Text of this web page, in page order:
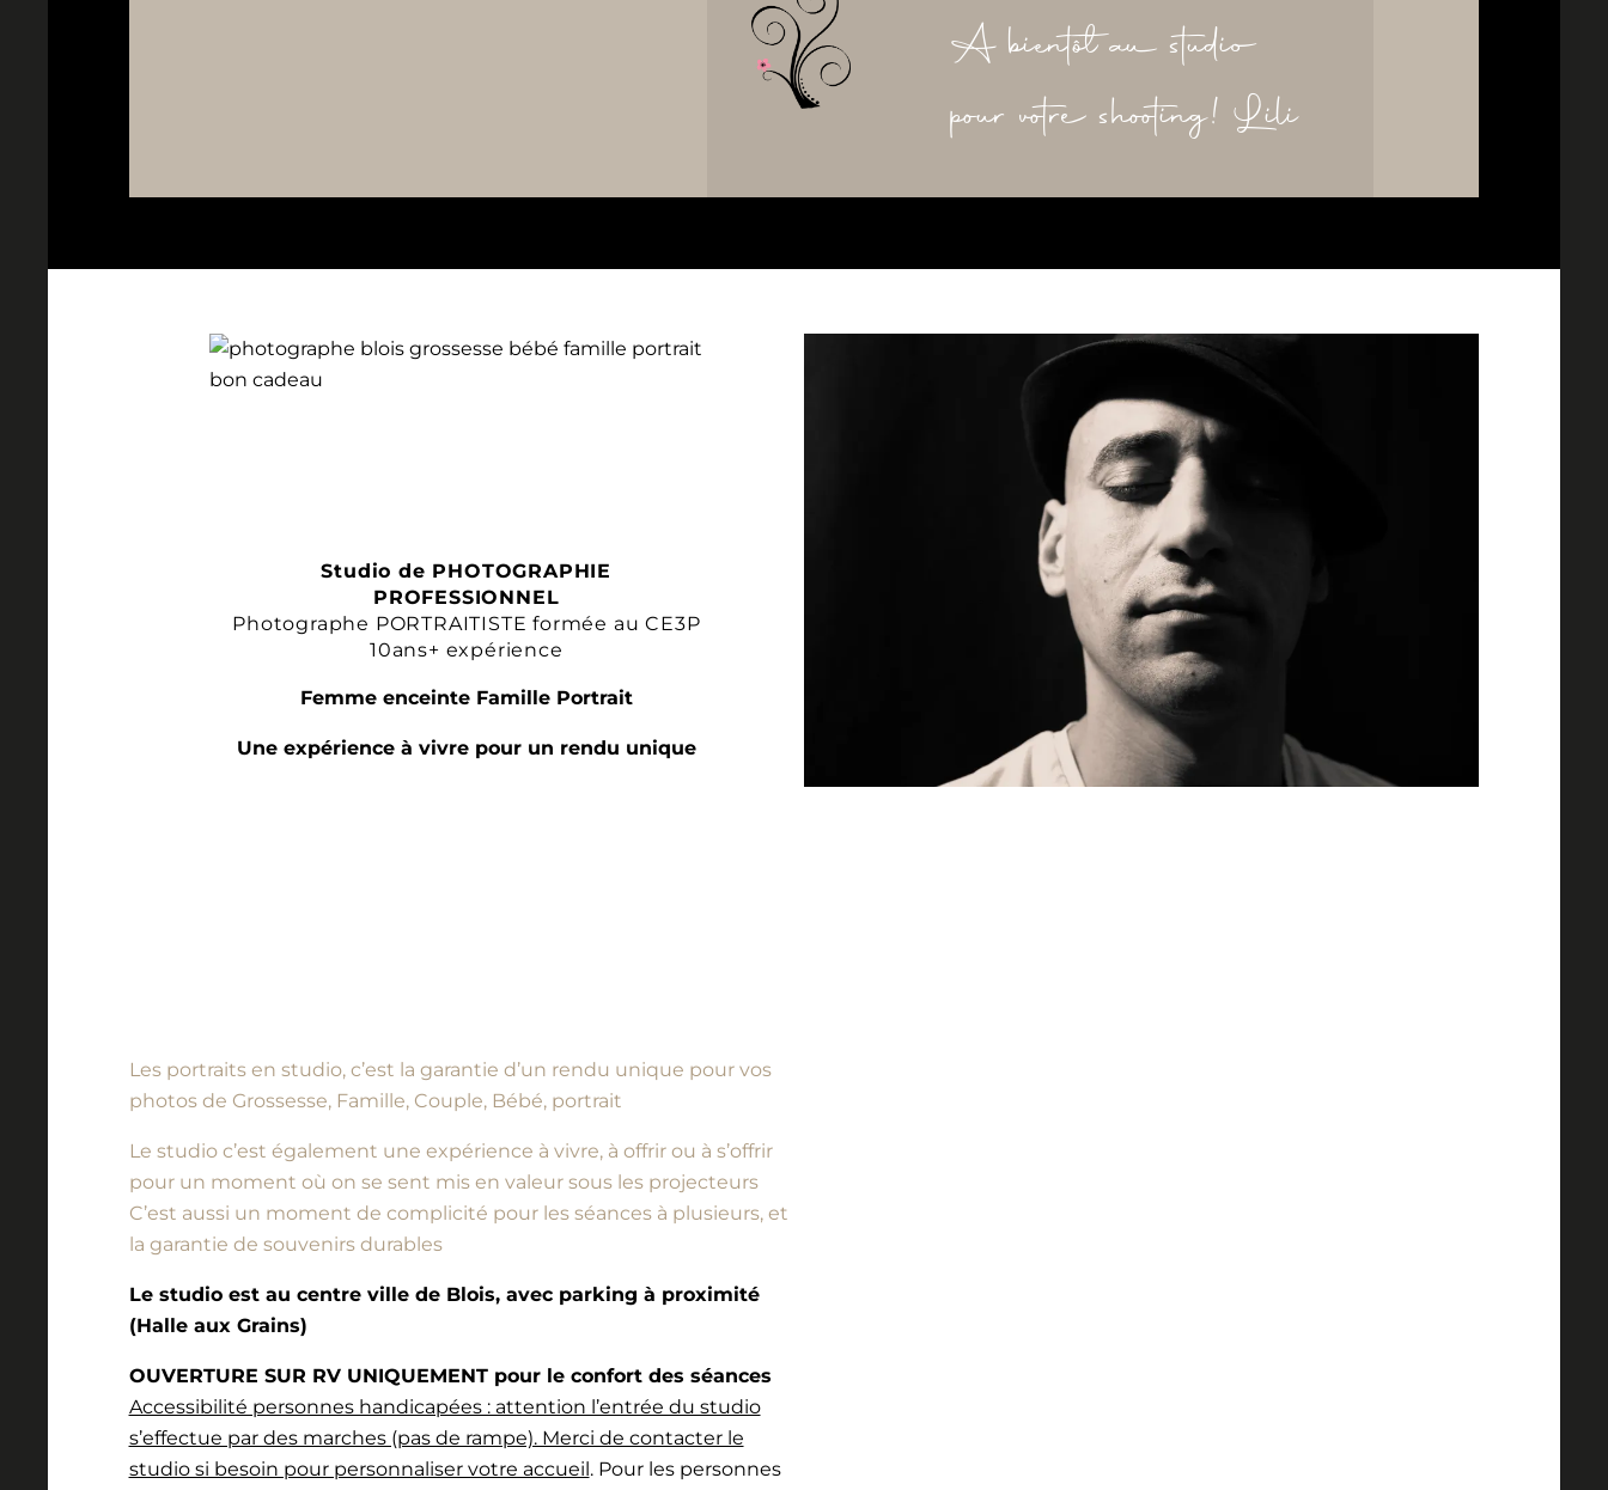
A bientôt au studio
pour votre shooting! Lili
Studio de PHOTOGRAPHIE
PROFESSIONNEL
Photographe PORTRAITISTE formée au CE3P
10ans+ expérience
Femme enceinte Famille Portrait
Une expérience à vivre pour un rendu unique
Les portraits en studio, c’est la garantie d’un rendu unique pour vos
photos de Grossesse, Famille, Couple, Bébé, portrait
Le studio c’est également une expérience à vivre, à offrir ou à s’offrir
pour un moment où on se sent mis en valeur sous les projecteurs
C’est aussi un moment de complicité pour les séances à plusieurs, et
la garantie de souvenirs durables
Le studio est au centre ville de Blois, avec parking à proximité
(Halle aux Grains)
OUVERTURE SUR RV UNIQUEMENT pour le confort des séances
Accessibilité personnes handicapées : attention l’entrée du studio
s’effectue par des marches (pas de rampe). Merci de contacter le
studio si besoin pour personnaliser votre accueil. Pour les personnes